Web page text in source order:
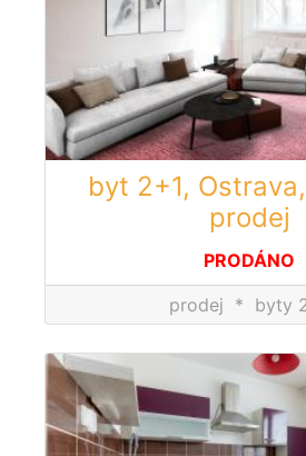
byt 2+1,
prodej
PRODÁNO
prodej * byty